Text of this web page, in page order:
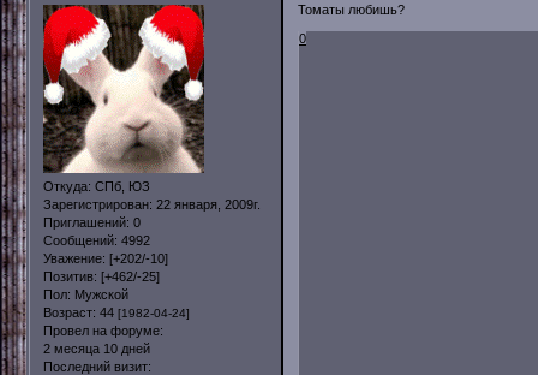
Откуда: СПб, ЮЗ
Зарегистрирован: 22 января, 2009г.
Приглашений: 0
Сообщений: 4992
Уважение: [+202/-10]
Позитив: [+462/-25]
Пол: Мужской
Возраст: 44 [1982-04-24]
Провел на форуме:
2 месяца 10 дней
Последний визит:
Томаты любишь?
0